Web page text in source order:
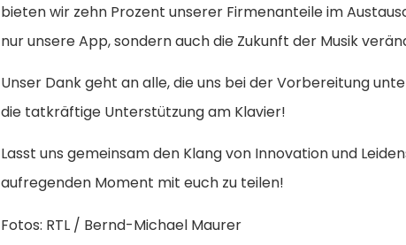
bieten wir zehn Prozent unserer Firmenanteile im
nur unsere App, sondern auch die Zukunft der Musik
Unser Dank geht an alle, die uns bei der Vorbereitung
die tatkräftige Unterstützung am Klavier!
Lasst uns gemeinsam den Klang von Innovation und
aufregenden Moment mit euch zu teilen!
Fotos: RTL / Bernd-Michael Maurer